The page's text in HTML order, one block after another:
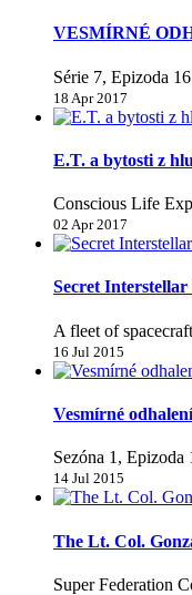
VESMÍRNÉ
Série 7, Epizoda 16
18 Apr 2017
E.T. a bytosti z
Conscious Life
02 Apr 2017
Secret
A fleet of
16 Jul 2015
Vesmírné
Sezóna 1, Epizoda
14 Jul 2015
The Lt. Col.
Super Federation